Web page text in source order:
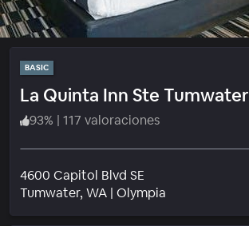
BASIC
La Quinta Inn Ste Tumwater
93% | 117 valoraciones
4600 Capitol Blvd SE
Tumwater, WA | Olympia